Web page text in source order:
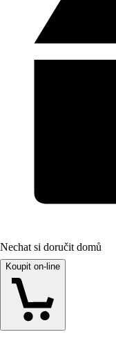
Nechat si doručit domů
Koupit on-line